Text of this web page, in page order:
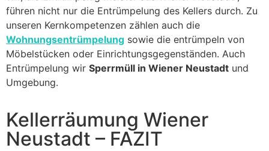
führen nicht nur die Entrümpelung des Kellers durch. Zu
unseren Kernkompetenzen zählen auch die
Wohnungsentrümpelung sowie die entrümpeln von
Möbelstücken oder Einrichtungsgegenständen. Auch
Entrümpelung wir Sperrmüll in Wiener Neustadt und
Umgebung.
Kellerräumung Wiener
Neustadt – FAZIT